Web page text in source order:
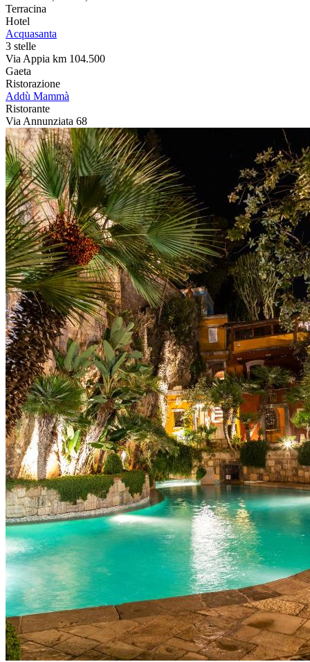
Terracina
Hotel
Acquasanta
3 stelle
Via Appia km 104.500
Gaeta
Ristorazione
Addù Mammà
Ristorante
Via Annunziata 68